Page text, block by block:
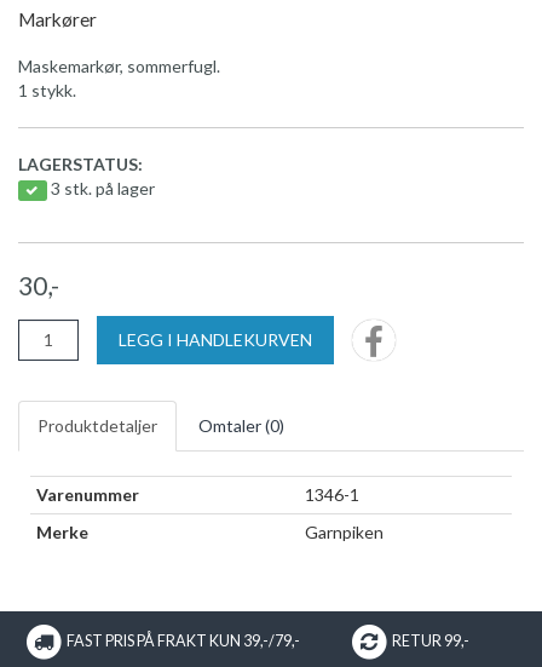
Markører
Maskemarkør, sommerfugl.
1 stykk.
LAGERSTATUS:
3 stk. på lager
30,-
LEGG I HANDLEKURVEN
Produktdetaljer Omtaler (0)
Varenummer
1346-1
Merke
Garnpiken
FAST PRIS PÅ FRAKT KUN 39,-/79,- RETUR 99,-